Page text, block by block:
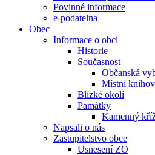
Povinné informace
e-podatelna
Obec
Informace o obci
Historie
Současnost
Občanská
Místní
Blízké okolí
Památky
Kamenný
Napsali o nás
Zastupitelstvo obce
Usnesení ZO